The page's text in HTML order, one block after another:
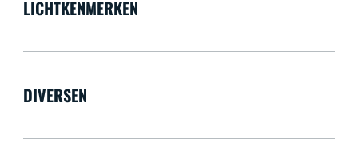
LICHTKENMERKEN
DIVERSEN